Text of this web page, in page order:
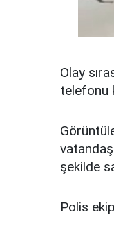
Olay
telefonu
şekilde
Polis